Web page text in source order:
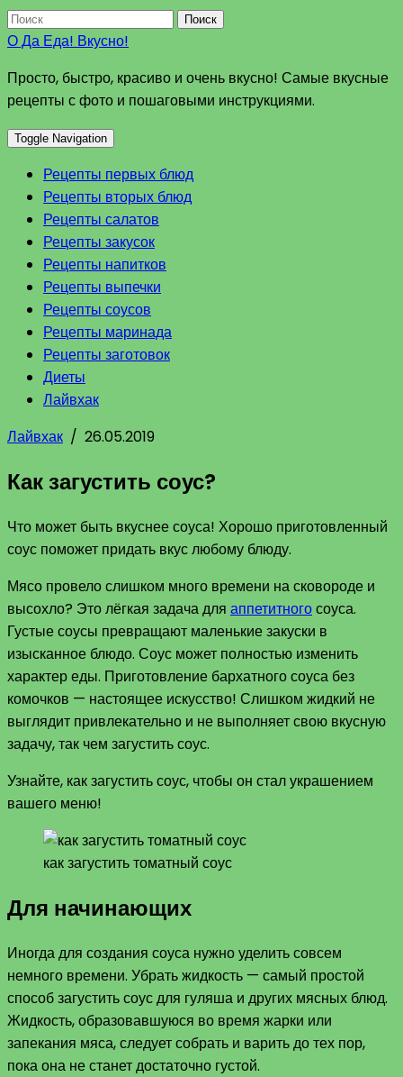
Поиск
О Да Еда! Вкусно!
Просто, быстро, красиво и очень вкусно! Самые вкусные
рецепты с фото и пошаговыми инструкциями.
Toggle Navigation
Рецепты первых блюд
Рецепты вторых блюд
Рецепты салатов
Рецепты закусок
Рецепты напитков
Рецепты выпечки
Рецепты соусов
Рецепты маринада
Рецепты заготовок
Диеты
Лайвхак
Лайвхак / 26.05.2019
Как загустить соус?
Что может быть вкуснее соуса! Хорошо приготовленный
соус поможет придать вкус любому блюду.
Мясо провело слишком много времени на сковороде и
высохло? Это лёгкая задача для аппетитногосоуса.
Густые соусы превращают маленькие закуски в
изысканное блюдо. Соус может полностью изменить
характер еды. Приготовление бархатного соуса без
комочков — настоящее искусство! Слишком жидкий не
выглядит привлекательно и не выполняет свою вкусную
задачу, так чем загустить соус.
Узнайте, как загустить соус, чтобы он стал украшением
вашего меню!
как загустить томатный соус
Для начинающих
Иногда для создания соуса нужно уделить совсем
немного времени. Убрать жидкость — самый простой
способ загустить соус для гуляша и других мясных блюд.
Жидкость, образовавшуюся во время жарки или
запекания мяса, следует собрать и варить до тех пор,
пока она не станет достаточно густой.